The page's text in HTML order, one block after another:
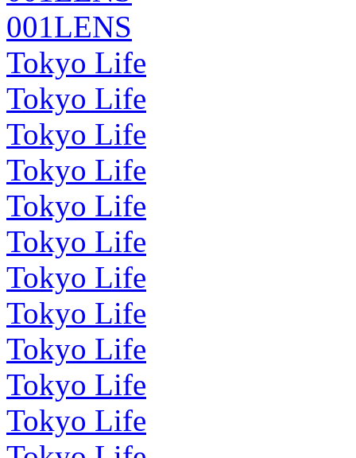
001LENS
Tokyo Life
Tokyo Life
Tokyo Life
Tokyo Life
Tokyo Life
Tokyo Life
Tokyo Life
Tokyo Life
Tokyo Life
Tokyo Life
Tokyo Life